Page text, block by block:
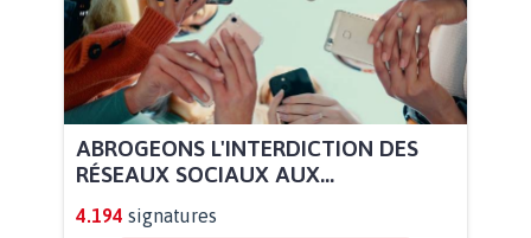
ABROGEONS L'INTERDICTION DES
RÉSEAUX SOCIAUX AUX...
4.194 signatures